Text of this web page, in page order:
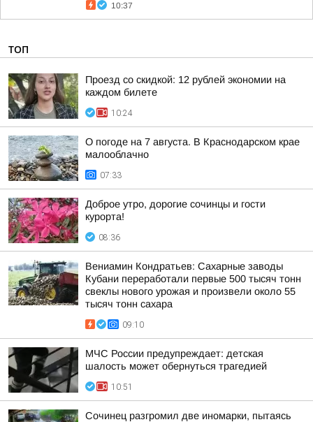
10:37
ТОП
Проезд со скидкой: 12 рублей экономии на
каждом билете
10:24
О погоде на 7 августа. В Краснодарском крае
малооблачно
07:33
Доброе утро, дорогие сочинцы и гости
курорта!
08:36
Вениамин Кондратьев: Сахарные заводы
Кубани переработали первые 500 тысяч тонн
свеклы нового урожая и произвели около 55
тысяч тонн сахара
09:10
МЧС России предупреждает: детская
шалость может обернуться трагедией
10:51
Сочинец разгромил две иномарки, пытаясь